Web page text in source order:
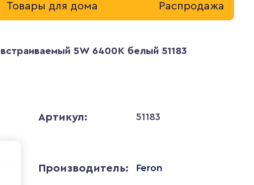
Товары для дома Распродажа
5W 6400K белый 51183
Артикул: 51183
Производитель: Feron